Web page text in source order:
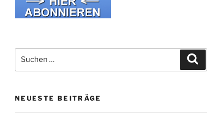
nach:
NEUESTE BEITRÄGE